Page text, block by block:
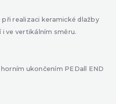
realizaci keramické dlažby
ve vertikálním směru.
ukončením PEDall END